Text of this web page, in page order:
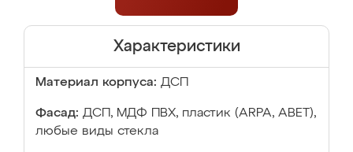
Характеристики
Материал корпуса: ДСП
Фасад: ДСП, МДФ ПВХ, пластик (ARPA, ABET),
любые виды стекла